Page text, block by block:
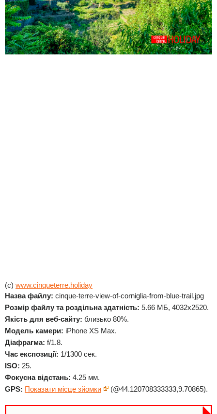
(c) www.cinqueterre.holiday
Назва файлу: cinque-terre-view-of-corniglia-from-blue-trail.jpg
Розмір файлу та роздільна здатність: 5.66 МБ, 4032x2520.
Якість для веб-сайту: близько 80%.
Модель камери: iPhone XS Max.
Діафрагма: f/1.8.
Час експозиції: 1/1300 сек.
ISO: 25.
Фокусна відстань: 4.25 мм.
GPS: Показати місце зйомки (@44.120708333333,9.70865).